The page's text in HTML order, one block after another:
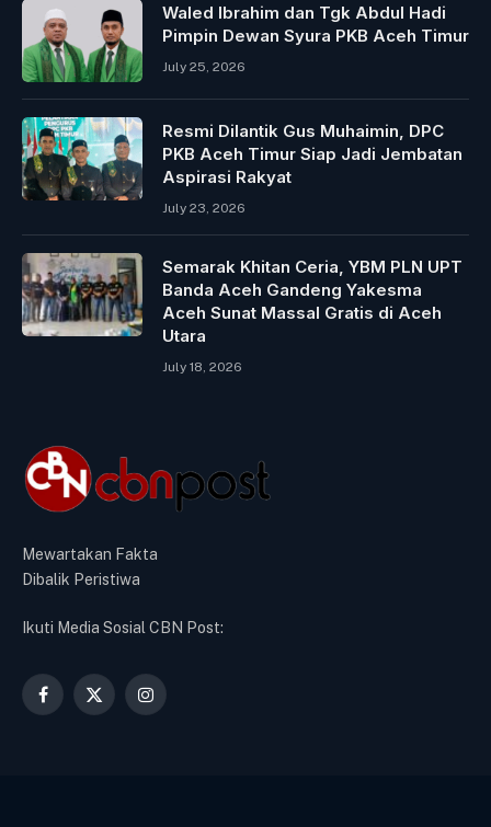
Waled Ibrahim dan Tgk Abdul Hadi
Pimpin Dewan Syura PKB Aceh Timur
July 25, 2026
Resmi Dilantik Gus Muhaimin, DPC
PKB Aceh Timur Siap Jadi Jembatan
Aspirasi Rakyat
July 23, 2026
Semarak Khitan Ceria, YBM PLN UPT
Banda Aceh Gandeng Yakesma
Aceh Sunat Massal Gratis di Aceh
Utara
July 18, 2026
Mewartakan Fakta
Dibalik Peristiwa
Ikuti Media Sosial CBN Post:
Facebook
X
Instagram